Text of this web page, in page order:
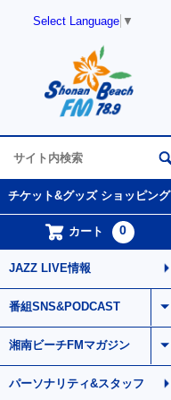
Select Language ▼
チケット&グッズ ショッピング
カート 0
JAZZ LIVE情報
番組SNS&PODCAST
湘南ビーチFMマガジン
パーソナリティ&スタッフ